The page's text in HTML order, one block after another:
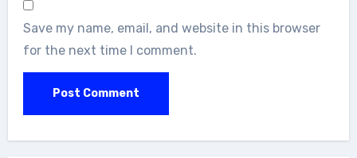
Save my name, email, and website in this browser
for the next time I comment.